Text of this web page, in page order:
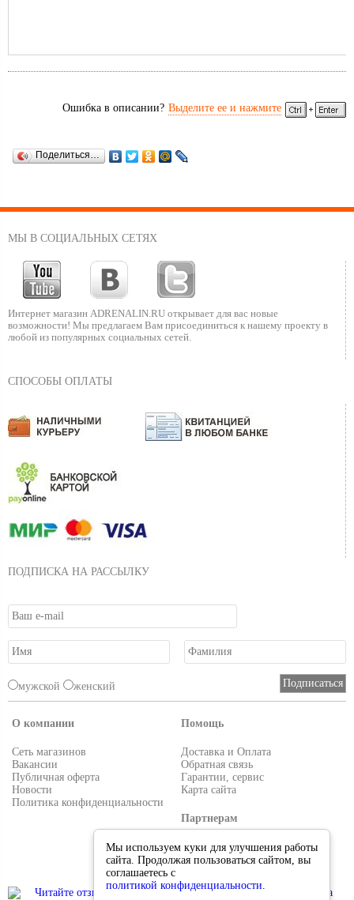
Ошибка в описании? Выделите ее и нажмите
Поделиться…
МЫ В СОЦИАЛЬНЫХ СЕТЯХ
Интернет магазин ADRENALIN.RU открывает для вас новые
возможности! Мы предлагаем Вам присоединиться к нашему проекту в
любой из популярных социальных сетей.
СПОСОБЫ ОПЛАТЫ
ПОДПИСКА НА РАССЫЛКУ
мужской женский
О компании
Сеть магазинов
Вакансии
Публичная оферта
Новости
Политика конфиденциальности
Помощь
Доставка и Оплата
Обратная связь
Гарантии, сервис
Карта сайта
Партнерам
Условия работы
Реквизиты
Мы используем куки для улучшения работы
сайта. Продолжая пользоваться сайтом, вы
соглашаетесь с
политикой конфиденциальности.